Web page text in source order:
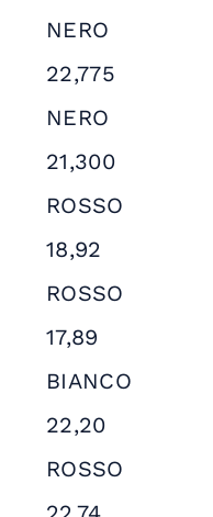
NERO
22,775
NERO
21,300
ROSSO
18,92
ROSSO
17,89
BIANCO
22,20
ROSSO